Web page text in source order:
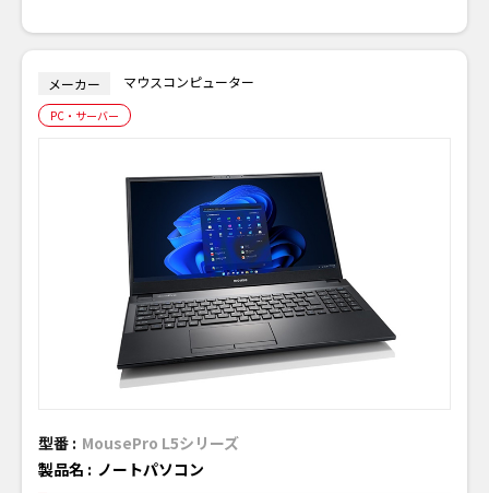
メーカー マウスコンピューター
PC・サーバー
型番 : MousePro L5シリーズ
製品名 : ノートパソコン